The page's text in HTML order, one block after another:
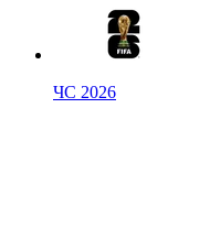
ЧС 2026